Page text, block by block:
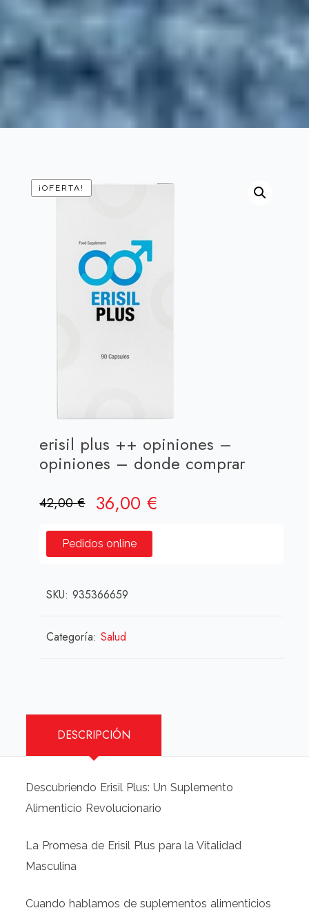
¡OFERTA!
erisil plus ++ opiniones –
opiniones – donde comprar
42,00€ El
original
era:
42,00 €.
36,00€
Pedidos online
SKU:935366659
Categoría:Salud
DESCRIPCIÓN
Descubriendo Erisil Plus: Un Suplemento
Alimenticio Revolucionario
La Promesa de Erisil Plus para la Vitalidad
Masculina
Cuando hablamos de suplementos alimenticios